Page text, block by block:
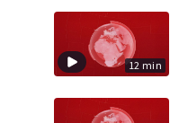
12 min